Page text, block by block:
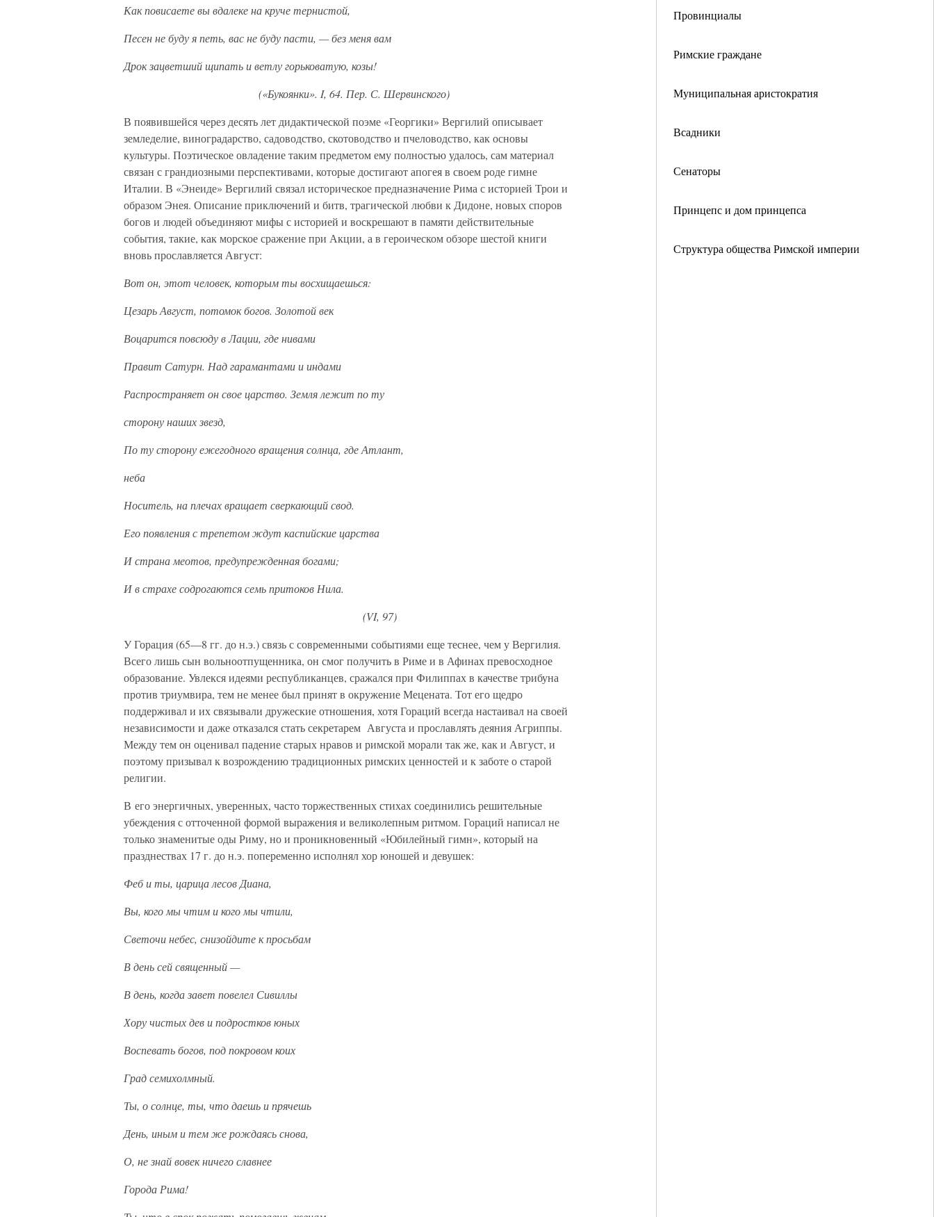
Провинциалы
Римские граждане
Муниципальная аристократия
Всадники
Сенаторы
Принцепс и дом принцепса
Структура общества Римской империи
Как повисаете вы вдалеке на круче тернистой,
Песен не буду я петь, вас не буду пасти, — без меня вам
Дрок зацветший щипать и ветлу горьковатую, козы!
(«Букоянки». I, 64. Пер. С. Шервинского)
В появившейся через десять лет дидактической поэме «Георгики» Вергилий описывает
земледелие, виноградарство, садоводство, скотоводство и пчеловодство, как основы
культуры. Поэтическое овладение таким предметом ему полностью удалось, сам материал
связан с грандиозными перспективами, которые достигают апогея в своем роде гимне
Италии. В «Энеиде» Вергилий связал историческое предназначение Рима с историей Трои и
образом Энея. Описание приключений и битв, трагической любви к Дидоне, новых споров
богов и людей объединяют мифы с историей и воскрешают в памяти действительные
события, такие, как морское сражение при Акции, а в героическом обзоре шестой книги
вновь прославляется Август:
Вот он, этот человек, которым ты восхищаешься:
Цезарь Август, потомок богов. Золотой век
Воцарится повсюду в Лации, где нивами
Правит Сатурн. Над гарамантами и индами
Распространяет он свое царство. Земля лежит по ту
сторону наших звезд,
По ту сторону ежегодного вращения солнца, где Атлант,
неба
Носитель, на плечах вращает сверкающий свод.
Его появления с трепетом ждут каспийские царства
И страна меотов, предупрежденная богами;
И в страхе содрогаются семь притоков Нила.
(VI, 97)
У Горация (65—8 гг. до н.э.) связь с современными событиями еще теснее, чем у Вергилия.
Всего лишь сын вольноотпущенника, он смог получить в Риме и в Афинах превосходное
образование. Увлекся идеями республиканцев, сражался при Филиппах в качестве трибуна
против триумвира, тем не менее был принят в окружение Мецената. Тот его щедро
поддерживал и их связывали дружеские отношения, хотя Гораций всегда настаивал на своей
независимости и даже отказался стать секретарем Августа и прославлять деяния Агриппы.
Между тем он оценивал падение старых нравов и римской морали так же, как и Август, и
поэтому призывал к возрождению традиционных римских ценностей и к заботе о старой
религии.
В его энергичных, уверенных, часто торжественных стихах соединились решительные
убеждения с отточенной формой выражения и великолепным ритмом. Гораций написал не
только знаменитые оды Риму, но и проникновенный «Юбилейный гимн», который на
празднествах 17 г. до н.э. попеременно исполнял хор юношей и девушек:
Феб и ты, царица лесов Диана,
Вы, кого мы чтим и кого мы чтили,
Светочи небес, снизойдите к просьбам
В день сей священный —
В день, когда завет повелел Сивиллы
Хору чистых дев и подростков юных
Воспевать богов, под покровом коих
Град семихолмный.
Ты, о солнце, ты, что даешь и прячешь
День, иным и тем же рождаясь снова,
О, не знай вовек ничего славнее
Города Рима!